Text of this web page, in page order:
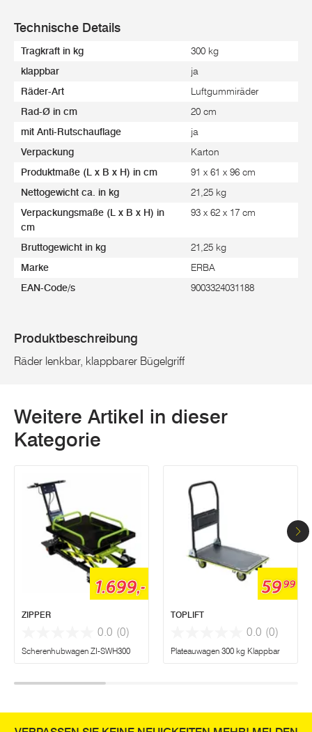
Technische Details
Tragkraft in kg 300 kg
klappbar ja
Räder-Art Luftgummiräder
Rad-Ø in cm 20 cm
mit Anti-Rutschauflage ja
Verpackung Karton
Produktmaße (L x B x H) in cm 91 x 61 x 96 cm
Nettogewicht ca. in kg 21,25 kg
Verpackungsmaße (L x B x H) in
cm
93 x 62 x 17 cm
Bruttogewicht in kg 21,25 kg
Marke ERBA
EAN-Code/s 9003324031188
Produktbeschreibung
Räder lenkbar, klappbarer Bügelgriff
Weitere Artikel in dieser
Kategorie
1.699,-
ZIPPER
0.0 (0)
Scherenhubwagen ZI-SWH300
5999
TOPLIFT
0.0 (0)
Plateauwagen 300 kg Klappbar